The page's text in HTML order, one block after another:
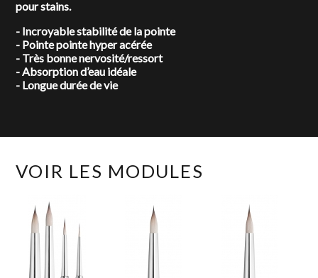
pour stains.
- Incroyable stabilité de la pointe
- Pointe pointe hyper acérée
- Très bonne nervosité/ressort
- Absorption d’eau idéale
- Longue durée de vie
VOIR LES MODULES